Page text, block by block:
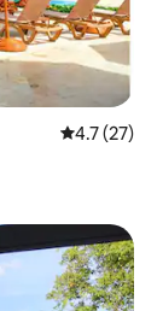
Calificación
4.7 (27)